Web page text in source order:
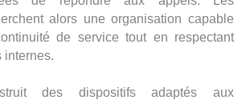
alors une organisation capable
de service tout en respectant
internes.
des dispositifs adaptés aux